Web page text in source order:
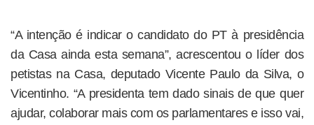
“A intenção é indicar o candidato do PT à presidência
da Casa ainda esta semana”, acrescentou o líder dos
petistas na Casa, deputado Vicente Paulo da Silva, o
Vicentinho. “A presidenta tem dado sinais de que quer
ajudar, colaborar mais com os parlamentares e isso vai,